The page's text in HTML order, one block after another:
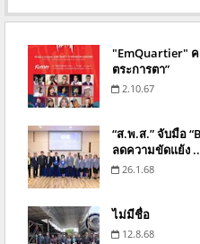
"EmQuartier" ค
ตระการตา”
2.10.67
“ส.พ.ส.” จับมือ
ลดความขัดแย้ง
26.1.68
ไม่มีชื่อ
12.8.68